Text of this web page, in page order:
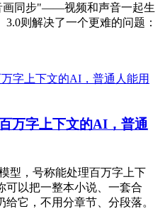
画同步"——视频和声音一起生
则解决了一个更难的问题：
万字上下文的AI，普通
型，号称能处理百万字上下
可以把一整本小说、一套合
它，不用分章节、分段落。